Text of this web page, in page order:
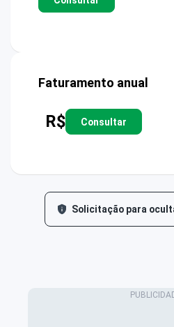
Faturamento anual
R$ Consultar
Solicitação para